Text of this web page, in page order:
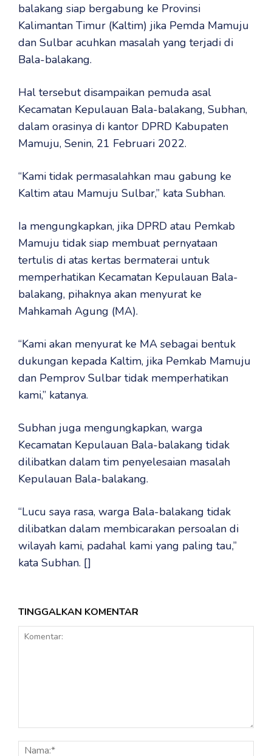
balakang siap bergabung ke Provinsi
Kalimantan Timur (Kaltim) jika Pemda Mamuju
dan Sulbar acuhkan masalah yang terjadi di
Bala-balakang.
Hal tersebut disampaikan pemuda asal
Kecamatan Kepulauan Bala-balakang, Subhan,
dalam orasinya di kantor DPRD Kabupaten
Mamuju, Senin, 21 Februari 2022.
“Kami tidak permasalahkan mau gabung ke
Kaltim atau Mamuju Sulbar,” kata Subhan.
Ia mengungkapkan, jika DPRD atau Pemkab
Mamuju tidak siap membuat pernyataan
tertulis di atas kertas bermaterai untuk
memperhatikan Kecamatan Kepulauan Bala-
balakang, pihaknya akan menyurat ke
Mahkamah Agung (MA).
“Kami akan menyurat ke MA sebagai bentuk
dukungan kepada Kaltim, jika Pemkab Mamuju
dan Pemprov Sulbar tidak memperhatikan
kami,” katanya.
Subhan juga mengungkapkan, warga
Kecamatan Kepulauan Bala-balakang tidak
dilibatkan dalam tim penyelesaian masalah
Kepulauan Bala-balakang.
“Lucu saya rasa, warga Bala-balakang tidak
dilibatkan dalam membicarakan persoalan di
wilayah kami, padahal kami yang paling tau,”
kata Subhan. []
TINGGALKAN KOMENTAR